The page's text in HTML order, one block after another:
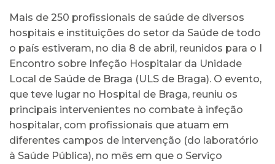
Mais de 250 profissionais de saúde de diversos
hospitais e instituições do setor da Saúde de todo
o país estiveram, no dia 8 de abril, reunidos para o I
Encontro sobre Infeção Hospitalar da Unidade
Local de Saúde de Braga (ULS de Braga). O evento,
que teve lugar no Hospital de Braga, reuniu os
principais intervenientes no combate à infeção
hospitalar, com profissionais que atuam em
diferentes campos de intervenção (do laboratório
à Saúde Pública), no mês em que o Serviço